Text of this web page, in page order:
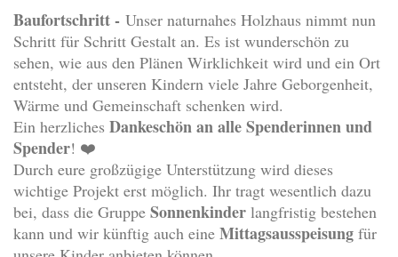
Baufortschritt - Unser naturnahes Holzhaus nimmt nun
Schritt für Schritt Gestalt an. Es ist wunderschön zu
sehen, wie aus den Plänen Wirklichkeit wird und ein Ort
entsteht, der unseren Kindern viele Jahre Geborgenheit,
Wärme und Gemeinschaft schenken wird.
Ein herzliches Dankeschön an alle Spenderinnen und
Spender! ❤️
Durch eure großzügige Unterstützung wird dieses
wichtige Projekt erst möglich. Ihr tragt wesentlich dazu
bei, dass die Gruppe Sonnenkinder langfristig bestehen
kann und wir künftig auch eine Mittagsausspeisung für